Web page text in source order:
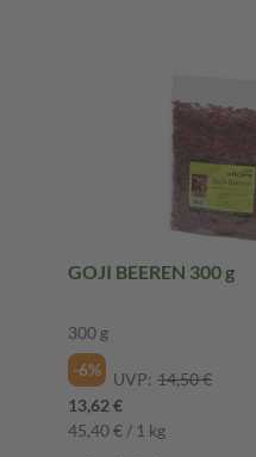
GOJI BEEREN 300 g
300 g
-6%
UVP: 14,50 €
13,62 €
45,40 € / 1 kg